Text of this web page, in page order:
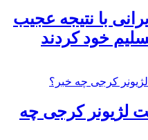
با نتیجه عجیب
خود کردند
لژیونر کرجی چه